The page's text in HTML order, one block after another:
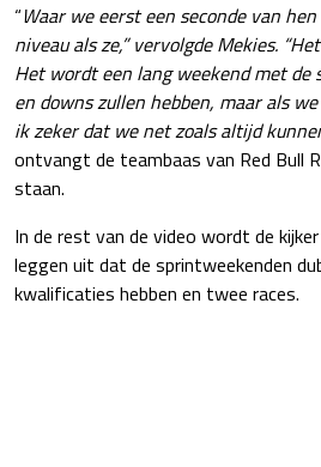
“Waar we eerst een seconde van
niveau als ze,” vervolgde Mekies.
Het wordt een lang weekend met
en downs zullen hebben, maar als
ik zeker dat we net zoals altijd
ontvangt de teambaas van Red Bull
staan.
In de rest van de video wordt de
leggen uit dat de sprintweekenden
kwalificaties hebben en twee races.